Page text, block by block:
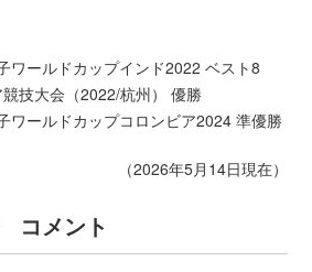
ールドカップインド2022 ベスト8
技大会（2022/杭州） 優勝
ールドカップコロンビア2024 準優勝
（2026年5月14日現在）
コメント